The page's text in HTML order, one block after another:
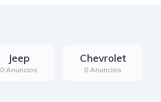
Jeep
0 Anuncios
Chevrolet
0 Anuncios